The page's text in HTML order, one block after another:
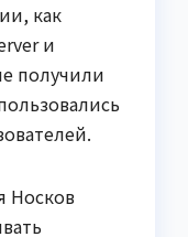
как
и
получили
Носков